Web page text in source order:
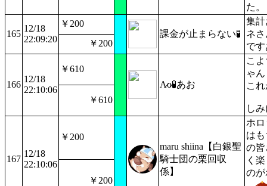
た。
165
12/18
22:09:20
￥200
課金が止まらない🧪
集
ネ
で
￥200
166
12/18
22:10:06
￥610
A̷o̷🧪あお
こ
ゃ
こ
し
￥610
167
12/18
22:10:06
￥200
maru shiina【白銀聖
騎士団の栗回収
係】
ホ
は
の
く
の
￥200